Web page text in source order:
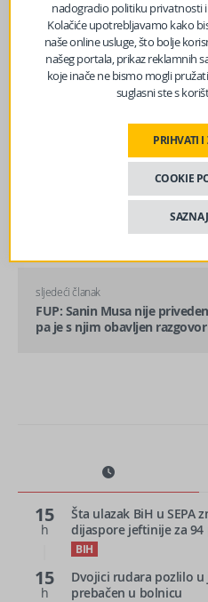
VREMENSKA PROGNOZA ZA
sljedeći članak
FUP: Sanin Musa nije
pa je s njim obavljen razgovor
15
h
Šta ulazak BiH u SEPA
dijaspore jeftinije za 94
BIH
15
h
Dvojici rudara pozlilo u
prebačen u bolnicu
nadogradio politiku privatnosti i
Kolačiće upotrebljavamo kako
naše online usluge, što bolje
našeg portala, prikaz reklamnih
koje inače ne bismo mogli
suglasni ste s
PRIHVATI I
COOKIE